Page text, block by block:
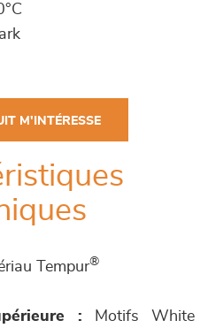
M'INTÉRESSE
Tempur®
: Motifs White